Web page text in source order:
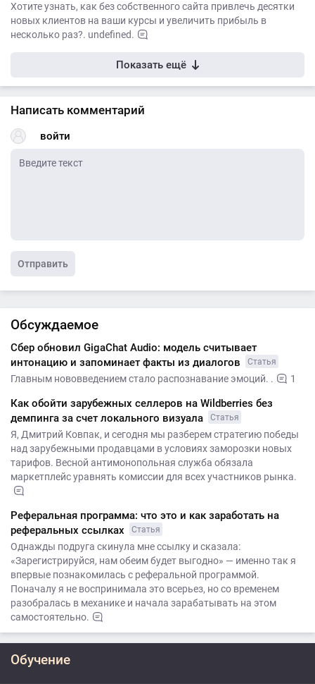
Хотите узнать, как без собственного сайта привлечь десятки
новых клиентов на ваши курсы и увеличить прибыль в
несколько раз?. undefined.
Показать ещё
Написать комментарий
войти
Отправить
Обсуждаемое
Сбер обновил GigaChat Audio: модель считывает
интонацию и запоминает факты из диалогов
Статья
Главным нововведением стало распознавание эмоций. . 1
Как обойти зарубежных селлеров на Wildberries без
демпинга за счет локального визуала
Статья
Я, Дмитрий Ковпак, и сегодня мы разберем стратегию победы
над зарубежными продавцами в условиях заморозки новых
тарифов. Весной антимонопольная служба обязала
маркетплейс уравнять комиссии для всех участников рынка.
Реферальная программа: что это и как заработать на
реферальных ссылках
Статья
Однажды подруга скинула мне ссылку и сказала:
«Зарегистрируйся, нам обеим будет выгодно» — именно так я
впервые познакомилась с реферальной программой.
Поначалу я не воспринимала это всерьез, но со временем
разобралась в механике и начала зарабатывать на этом
самостоятельно.
Обучение